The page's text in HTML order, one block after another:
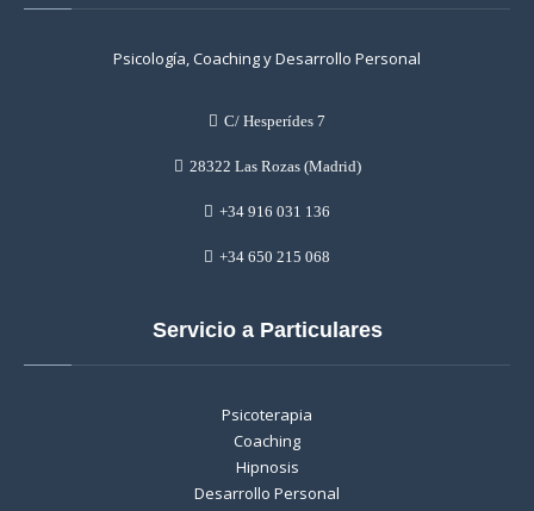
Psicología, Coaching y Desarrollo Personal
C/ Hesperídes 7
28322 Las Rozas (Madrid)
+34 916 031 136
+34 650 215 068
Servicio a Particulares
Psicoterapia
Coaching
Hipnosis
Desarrollo Personal